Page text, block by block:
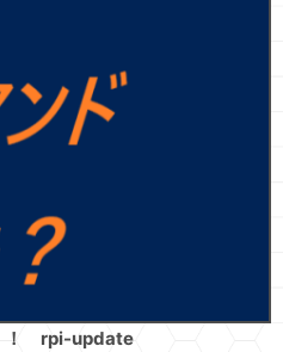
！ rpi-update